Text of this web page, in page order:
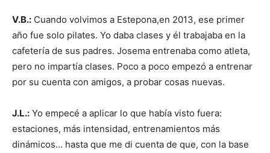
V.B.: Cuando volvimos a Estepona,en 2013, ese primer
año fue solo pilates. Yo daba clases y él trabajaba en la
cafetería de sus padres. Josema entrenaba como atleta,
pero no impartía clases. Poco a poco empezó a entrenar
por su cuenta con amigos, a probar cosas nuevas.
J.L.: Yo empecé a aplicar lo que había visto fuera:
estaciones, más intensidad, entrenamientos más
dinámicos… hasta que me di cuenta de que, con la base